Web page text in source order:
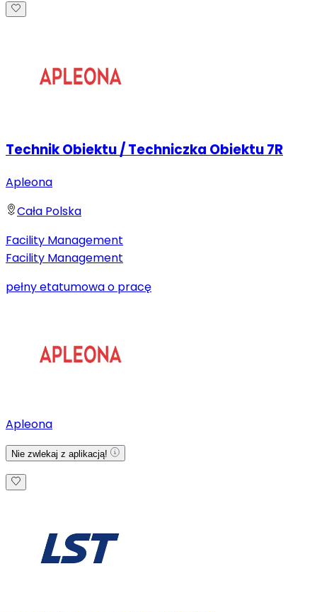
Technik Obiektu / Techniczka Obiektu 7R
Apleona
Cała Polska
Facility Management
Facility Management
pełny etatumowa o pracę
Apleona
Nie zwlekaj z aplikacją!